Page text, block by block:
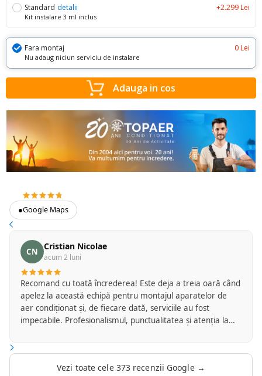
Standard detalii +2.299 Lei
Kit instalare 3 ml inclus
Fara montaj 0 Lei
Nu adaug niciun serviciu de instalare
Adauga in cos
●Google Maps
CN Cristian Nicolae
acum 2 luni
Recomand cu toată încrederea! Este deja a treia oară când
apelez la această echipă pentru montajul aparatelor de
aer condiționat și, de fiecare dată, serviciile au fost
impecabile. Profesionalismul, punctualitatea și atenția la
curățenie și respect față de proprietate, iar echipa a oferit
explicații clare și soluții adaptate fiecărei situații. Se vede
Vezi toate cele 373 recenzii Google →